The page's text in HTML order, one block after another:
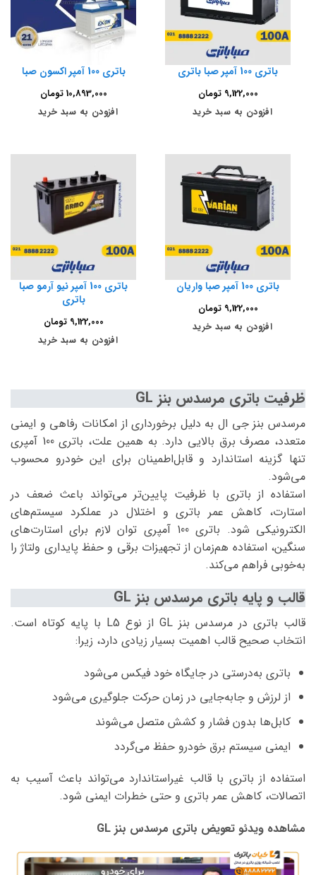
باتری 100 آمپر صبا باتری
9,122,000 تومان
افزودن به سبد خرید
باتری 100 آمپر اکسون صبا
10,893,000 تومان
افزودن به سبد خرید
باتری 100 آمپر صبا واریان
9,122,000 تومان
افزودن به سبد خرید
باتری 100 آمپر نیو آرمو صبا
باتری
9,122,000 تومان
افزودن به سبد خرید
ظرفیت باتری مرسدس بنز GL
مرسدس بنز جی ال به دلیل برخورداری از امکانات رفاهی و ایمنی
متعدد، مصرف برق بالایی دارد. به همین علت، باتری 100 آمپری
تنها گزینه استاندارد و قابل‌اطمینان برای این خودرو محسوب
می‌شود.
استفاده از باتری با ظرفیت پایین‌تر می‌تواند باعث ضعف در
استارت، کاهش عمر باتری و اختلال در عملکرد سیستم‌های
الکترونیکی شود. باتری 100 آمپری توان لازم برای استارت‌های
سنگین، استفاده هم‌زمان از تجهیزات برقی و حفظ پایداری ولتاژ را
به‌خوبی فراهم می‌کند.
قالب و پایه باتری مرسدس بنز GL
قالب باتری در مرسدس بنز GL از نوع L5 با پایه کوتاه است.
انتخاب صحیح قالب اهمیت بسیار زیادی دارد، زیرا:
باتری به‌درستی در جایگاه خود فیکس می‌شود
از لرزش و جابه‌جایی در زمان حرکت جلوگیری می‌شود
کابل‌ها بدون فشار و کشش متصل می‌شوند
ایمنی سیستم برق خودرو حفظ می‌گردد
استفاده از باتری با قالب غیراستاندارد می‌تواند باعث آسیب به
اتصالات، کاهش عمر باتری و حتی خطرات ایمنی شود.
مشاهده ویدئو تعویض باتری مرسدس بنز GL